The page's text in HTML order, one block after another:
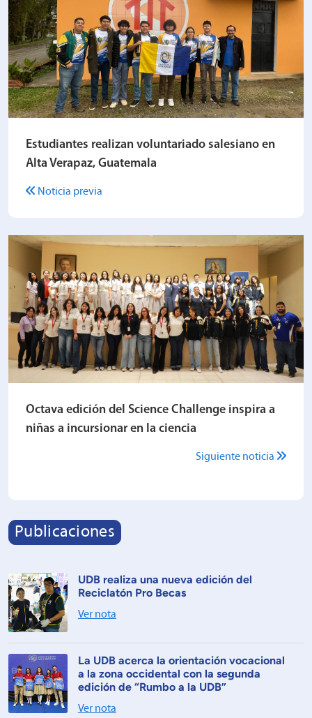
Estudiantes realizan voluntariado salesiano en
Alta Verapaz, Guatemala
Noticia previa
Octava edición del Science Challenge inspira a
niñas a incursionar en la ciencia
Siguiente noticia
Publicaciones
UDB realiza una nueva edición del
Reciclatón Pro Becas
Ver nota
La UDB acerca la orientación vocacional
a la zona occidental con la segunda
edición de “Rumbo a la UDB”
Ver nota